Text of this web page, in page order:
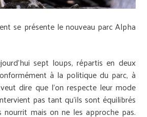
se présente le nouveau parc Alpha
sept loups, répartis en deux
à la politique du parc, à
dire que l’on respecte leur mode
pas tant qu’ils sont équilibrés
mais on ne les approche pas.